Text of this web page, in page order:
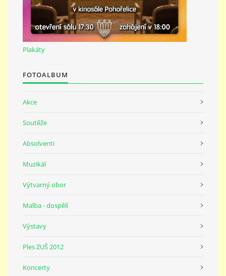
ZUŠ Pohořelice
Školní 462
Pohořelice
Plakáty
FOTOALBUM
Akce
Soutěže
Absolventi
Muzikál
Výtvarný obor
Malba - dospělí
Výstavy
Ples ZUŠ 2012
Koncerty